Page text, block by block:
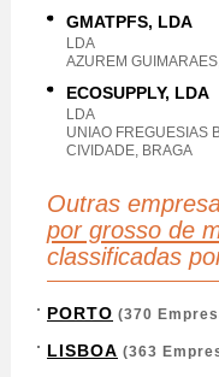
GMATPFS, LDA
LDA
AZUREM
ECOSUPPLY, LDA
LDA
UNIAO FREGUESIAS
CIVIDADE, BRAGA
Outras
por grosso de
classificadas
PORTO (370
LISBOA (363